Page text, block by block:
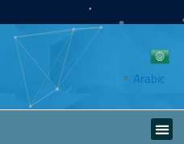
Arabic
▼
Menu